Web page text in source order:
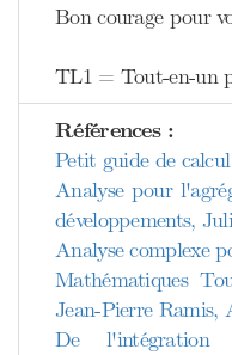
Bon courage pour
TL1 = Tout-en-un
Références :
Petit guide de
Analyse pour
développements,
Analyse complexe
Mathématiques
Jean-Pierre Ramis,
De l'intégration